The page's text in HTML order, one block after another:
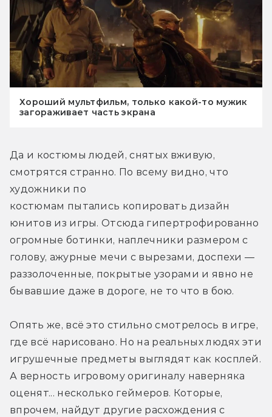
Хороший мультфильм, только какой-то мужик
загораживает часть экрана
Да и костюмы людей, снятых вживую,
смотрятся странно. По всему видно, что
художники по
костюмам пытались копировать дизайн
юнитов из игры. Отсюда гипертрофированно
огромные ботинки, наплечники размером с
голову, ажурные мечи с вырезами, доспехи —
раззолоченные, покрытые узорами и явно не
бывавшие даже в дороге, не то что в бою.
Опять же, всё это стильно смотрелось в игре,
где всё нарисовано. Но на реальных людях эти
игрушечные предметы выглядят как косплей.
А верность игровому оригиналу наверняка
оценят... несколько геймеров. Которые,
впрочем, найдут другие расхождения с